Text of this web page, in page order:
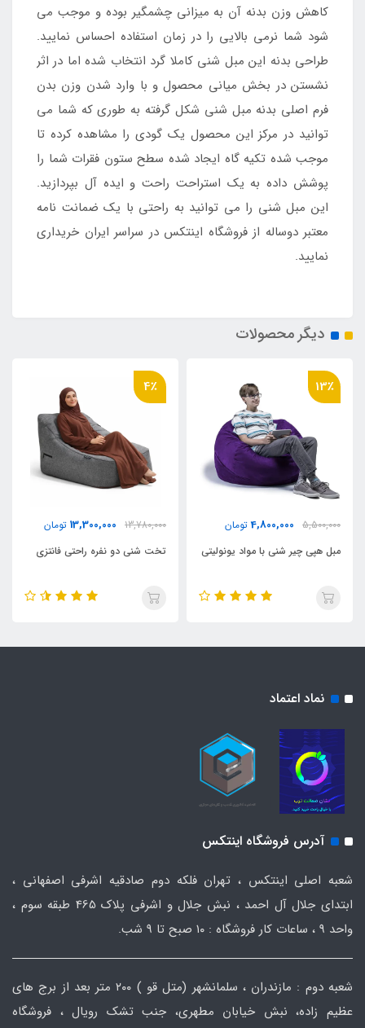
کاهش وزن بدنه آن به میزانی چشمگیر بوده و موجب می
شود شما نرمی بالایی را در زمان استفاده احساس نمایید.
طراحی بدنه این مبل شنی کاملا گرد انتخاب شده اما در اثر
نشستن در بخش میانی محصول و با وارد شدن وزن بدن
فرم اصلی بدنه مبل شنی شکل گرفته به طوری که شما می
توانید در مرکز این محصول یک گودی را مشاهده کرده تا
موجب شده تکیه گاه ایجاد شده سطح ستون فقرات شما را
پوشش داده به یک استراحت راحت و ایده آل بپردازید.
این مبل شنی را می توانید به راحتی با یک ضمانت نامه
معتبر دوساله از فروشگاه اینتکس در سراسر ایران خریداری
نمایید.
دیگر محصولات
13٪
5,500,000
4,800,000 تومان
مبل هپی چیر شنی با مواد یونولیتی
4٪
13,780,000
13,300,000 تومان
تخت شنی دو نفره راحتی فانتزی
نماد اعتماد
آدرس فروشگاه اینتکس
شعبه اصلی اینتکس ، تهران فلکه دوم صادقیه اشرفی اصفهانی ،
ابتدای جلال آل احمد ، نبش جلال و اشرفی پلاک 465 طبقه سوم ،
واحد ۹ ، ساعات کار فروشگاه : ۱۰ صبح تا ۹ شب.
شعبه دوم : مازندران ، سلمانشهر (متل قو ) ۲۰۰ متر بعد از برج های
عظیم زاده، نبش خیابان مطهری، جنب تشک رویال ، فروشگاه